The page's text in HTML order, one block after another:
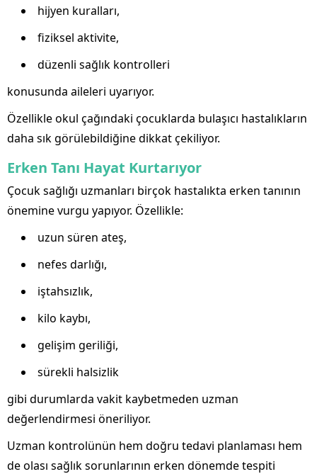
hijyen kuralları,
fiziksel aktivite,
düzenli sağlık kontrolleri
konusunda aileleri uyarıyor.
Özellikle okul çağındaki çocuklarda bulaşıcı hastalıkların
daha sık görülebildiğine dikkat çekiliyor.
Erken Tanı Hayat Kurtarıyor
Çocuk sağlığı uzmanları birçok hastalıkta erken tanının
önemine vurgu yapıyor. Özellikle:
uzun süren ateş,
nefes darlığı,
iştahsızlık,
kilo kaybı,
gelişim geriliği,
sürekli halsizlik
gibi durumlarda vakit kaybetmeden uzman
değerlendirmesi öneriliyor.
Uzman kontrolünün hem doğru tedavi planlaması hem
de olası sağlık sorunlarının erken dönemde tespiti